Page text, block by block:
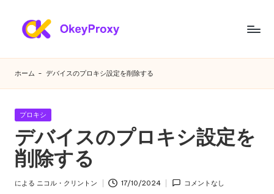
あ
ら
ゆ
る
ニ
ー
ズ
力
HTTP(S)/SOCKS5
住
宅
プ
ロ
ホーム - デバイスのプロキシ設定を削除する
カ
ゴ
リ
ー
プロキシ
デバイスのプロキシ設定を
削除する
投
による ニコル・クリントン 17/10/2024 コメントなし